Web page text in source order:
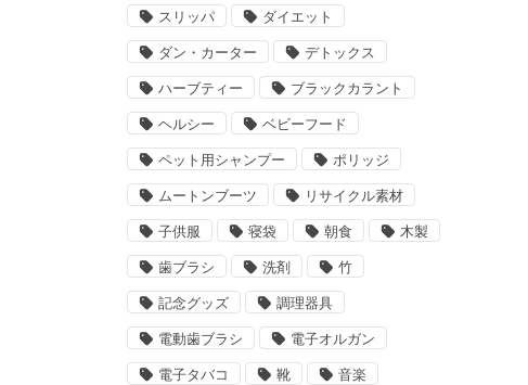
スリッパ ダイエット
ダン・カーター デトックス
ハーブティー ブラックカラント
ヘルシー ベビーフード
ペット用シャンプー ポリッジ
ムートンブーツ リサイクル素材
子供服 寝袋 朝食 木製
歯ブラシ 洗剤 竹
記念グッズ 調理器具
電動歯ブラシ 電子オルガン
電子タバコ 靴 音楽